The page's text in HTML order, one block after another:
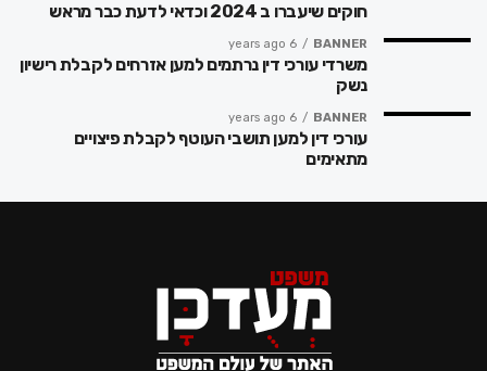
חוקים שיעברו ב 2024 וכדאי לדעת כבר מראש
BANNER
6 years ago
משרדי עורכי דין נרתמים למען אזרחים לקבלת רישיון
נשק
BANNER
6 years ago
עורכי דין למען תושבי העוטף לקבלת פיצויים
מתאימים